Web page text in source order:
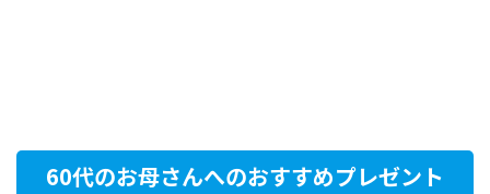
60代のお母さんへのおすすめプレゼント